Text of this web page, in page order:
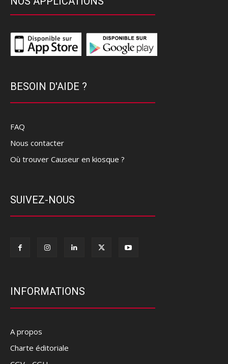
BESOIN D'AIDE ?
FAQ
Nous contacter
Où trouver Causeur en kiosque ?
SUIVEZ-NOUS
INFORMATIONS
A propos
Charte éditoriale